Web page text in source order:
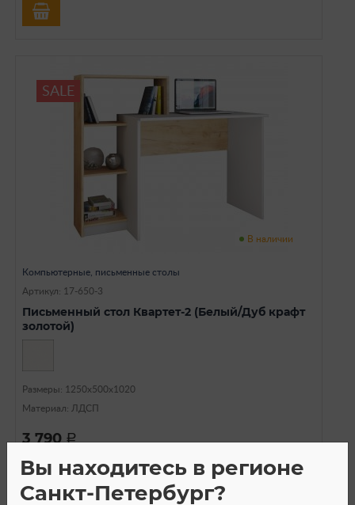
SALE
В наличии
Компьютерные, письменные столы
Артикул: 17-650-3
Письменный стол Квартет-2 (Белый/Дуб крафт
золотой)
Размеры: 1250х500х1020
Материал: ЛДСП
3 790a
Вы находитесь в регионе
Санкт-Петербург?